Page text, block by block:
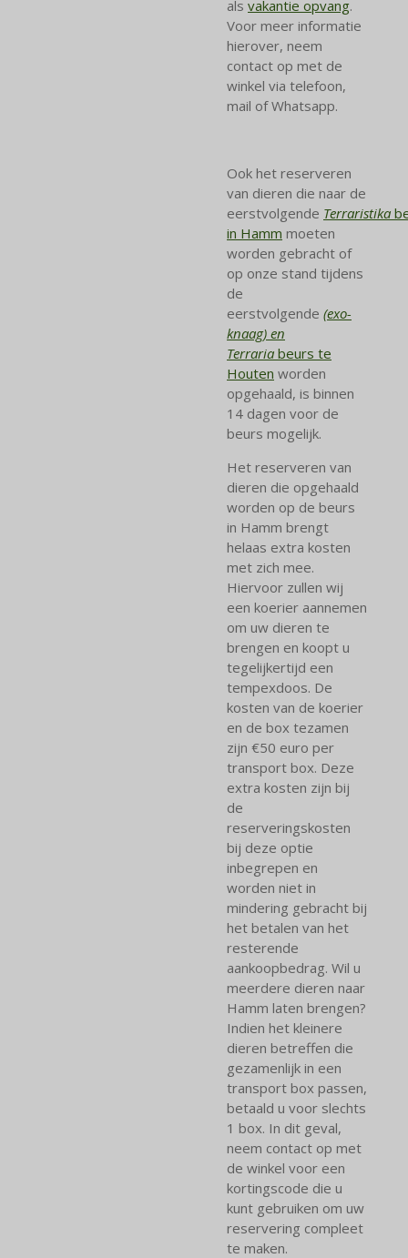
als vakantie opvang.
Voor meer informatie
hierover, neem
contact op met de
winkel via telefoon,
mail of Whatsapp.
Ook het reserveren
van dieren die naar de
eerstvolgende Terraristika
in Hamm moeten
worden gebracht of
op onze stand tijdens
de
eerstvolgende (exo-
knaag) en
Terraria beurs te
Houten worden
opgehaald, is binnen
14 dagen voor de
beurs mogelijk.
Het reserveren van
dieren die opgehaald
worden op de beurs
in Hamm brengt
helaas extra kosten
met zich mee.
Hiervoor zullen wij
een koerier aannemen
om uw dieren te
brengen en koopt u
tegelijkertijd een
tempexdoos. De
kosten van de koerier
en de box tezamen
zijn €50 euro per
transport box. Deze
extra kosten zijn bij
de
reserveringskosten
bij deze optie
inbegrepen en
worden niet in
mindering gebracht bij
het betalen van het
resterende
aankoopbedrag. Wil u
meerdere dieren naar
Hamm laten brengen?
Indien het kleinere
dieren betreffen die
gezamenlijk in een
transport box passen,
betaald u voor slechts
1 box. In dit geval,
neem contact op met
de winkel voor een
kortingscode die u
kunt gebruiken om uw
reservering compleet
te maken.